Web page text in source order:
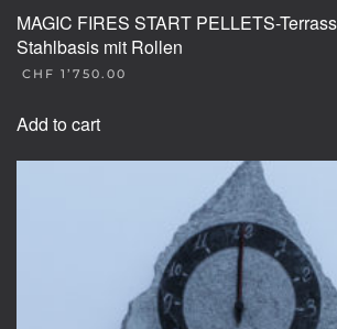
MAGIC FIRES START PELLETS-
Stahlbasis mit Rollen
CHF 1’750.00
Add to cart